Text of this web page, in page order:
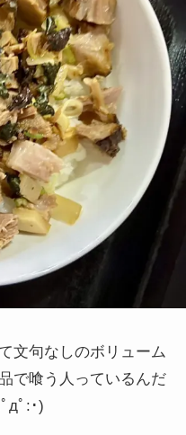
文句なしのボリューム
で喰う人っているんだ
дﾟ:･)